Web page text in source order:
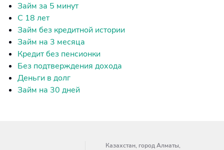
Займ за 5 минут
С 18 лет
Займ без кредитной истории
Займ на 3 месяца
Кредит без пенсионки
Без подтверждения дохода
Деньги в долг
Займ на 30 дней
Казахстан, город Алматы,